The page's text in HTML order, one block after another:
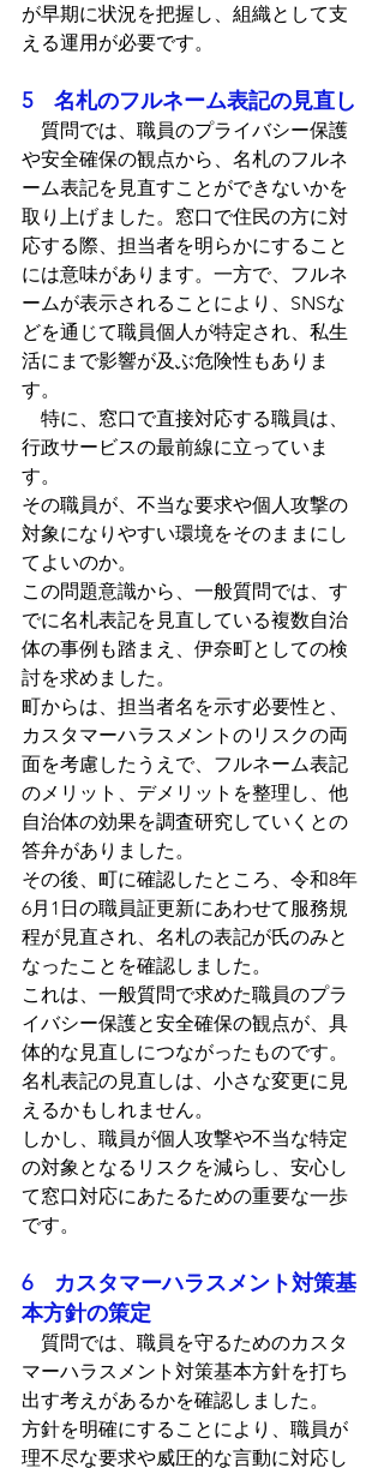
が早期に状況を把握し、組織として支
える運用が必要です。
5　名札のフルネーム表記の見直し
質問では、職員のプライバシー保護
や安全確保の観点から、名札のフルネ
ーム表記を見直すことができないかを
取り上げました。窓口で住民の方に対
応する際、担当者を明らかにすること
には意味があります。一方で、フルネ
ームが表示されることにより、SNSな
どを通じて職員個人が特定され、私生
活にまで影響が及ぶ危険性もありま
す。
特に、窓口で直接対応する職員は、
行政サービスの最前線に立っていま
す。
その職員が、不当な要求や個人攻撃の
対象になりやすい環境をそのままにし
てよいのか。
この問題意識から、一般質問では、す
でに名札表記を見直している複数自治
体の事例も踏まえ、伊奈町としての検
討を求めました。
町からは、担当者名を示す必要性と、
カスタマーハラスメントのリスクの両
面を考慮したうえで、フルネーム表記
のメリット、デメリットを整理し、他
自治体の効果を調査研究していくとの
答弁がありました。
その後、町に確認したところ、令和8年
6月1日の職員証更新にあわせて服務規
程が見直され、名札の表記が氏のみと
なったことを確認しました。
これは、一般質問で求めた職員のプラ
イバシー保護と安全確保の観点が、具
体的な見直しにつながったものです。
名札表記の見直しは、小さな変更に見
えるかもしれません。
しかし、職員が個人攻撃や不当な特定
の対象となるリスクを減らし、安心し
て窓口対応にあたるための重要な一歩
です。
6　カスタマーハラスメント対策基
本方針の策定
質問では、職員を守るためのカスタ
マーハラスメント対策基本方針を打ち
出す考えがあるかを確認しました。
方針を明確にすることにより、職員が
理不尽な要求や威圧的な言動に対応し